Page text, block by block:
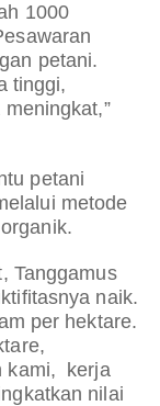
1000
petani.
tinggi,
petani
metode
Tanggamus
naik.
per hektare.
kami, kerja
nilai